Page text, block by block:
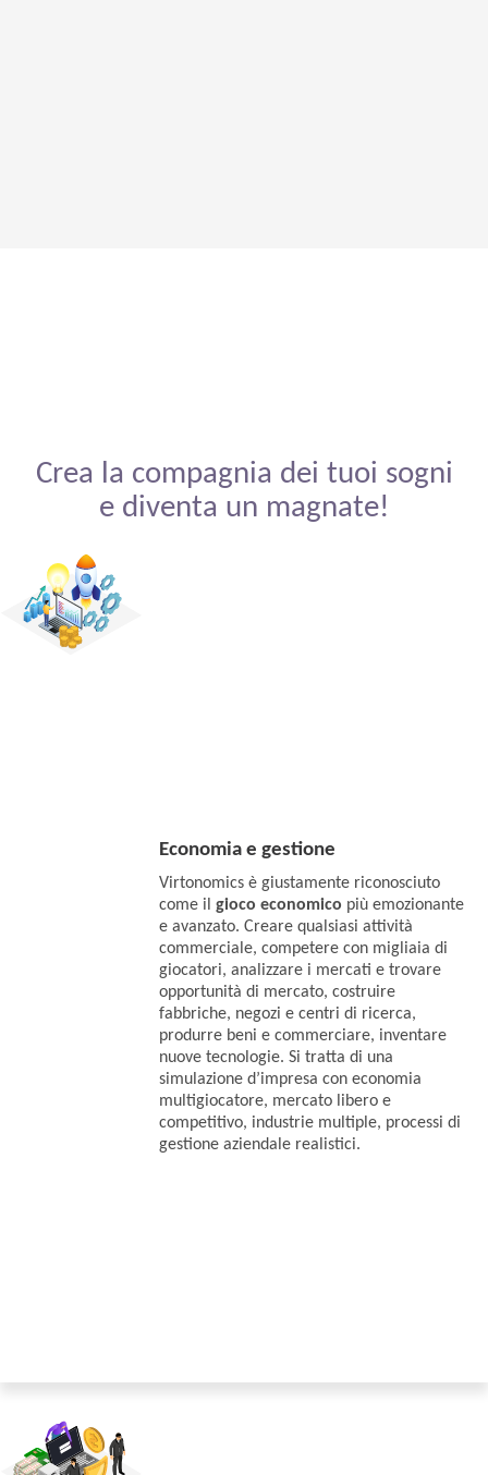
Crea la compagnia dei tuoi sogni
e diventa un magnate!
Economia e gestione
Virtonomics è giustamente riconosciuto
come il gioco economico più emozionante
e avanzato. Creare qualsiasi attività
commerciale, competere con migliaia di
giocatori, analizzare i mercati e trovare
opportunità di mercato, costruire
fabbriche, negozi e centri di ricerca,
produrre beni e commerciare, inventare
nuove tecnologie. Si tratta di una
simulazione d’impresa con economia
multigiocatore, mercato libero e
competitivo, industrie multiple, processi di
gestione aziendale realistici.